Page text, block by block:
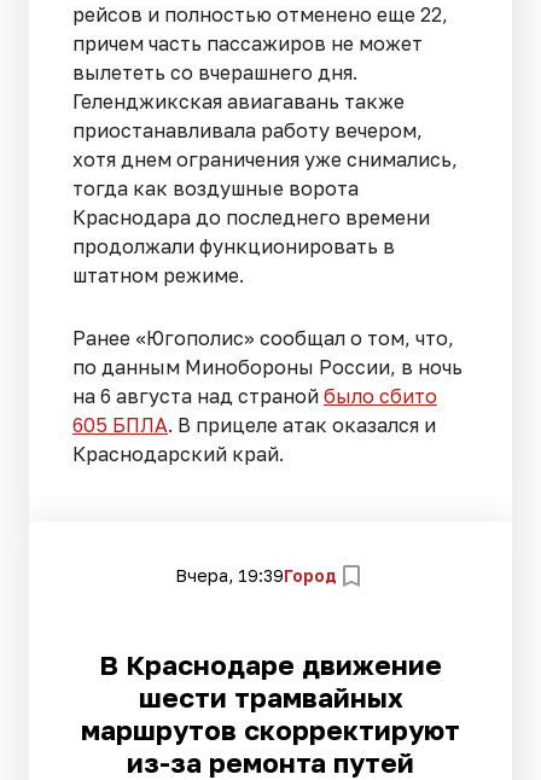
рейсов и полностью отменено еще 22,
причем часть пассажиров не может
вылететь со вчерашнего дня.
Геленджикская авиагавань также
приостанавливала работу вечером,
хотя днем ограничения уже снимались,
тогда как воздушные ворота
Краснодара до последнего времени
продолжали функционировать в
штатном режиме.
Ранее «Югополис» сообщал о том, что,
по данным Минобороны России, в ночь
на 6 августа над страной было сбито
605 БПЛА. В прицеле атак оказался и
Краснодарский край.
Вчера, 19:39Город
В Краснодаре движение
шести трамвайных
маршрутов скорректируют
из-за ремонта путей